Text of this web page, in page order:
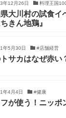
年12月26日 料理王国
大川村の試食イ
きん地鶏』
年5月30日 #店舗経営
サカはなぜ赤い
年4月4日 #健康
が使う！ニッポ